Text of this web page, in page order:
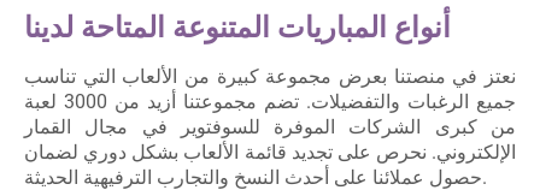
أنواع المباريات المتنوعة المتاحة لدينا
نعتز في منصتنا بعرض مجموعة كبيرة من الألعاب التي تناسب
جميع الرغبات والتفضيلات. تضم مجموعتنا أزيد من 3000 لعبة
من كبرى الشركات الموفرة للسوفتوير في مجال القمار
الإلكتروني. نحرص على تجديد قائمة الألعاب بشكل دوري لضمان
حصول عملائنا على أحدث النسخ والتجارب الترفيهية الحديثة.